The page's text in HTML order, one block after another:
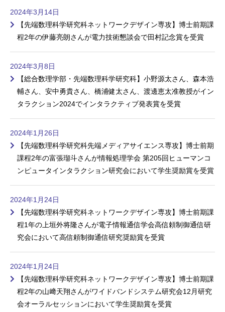
2024年3月14日
【先端数理科学研究科ネットワークデザイン専攻】博士前期課
程2年の伊藤亮朗さんが電力技術懇談会で田村記念賞を受賞
2024年3月8日
【総合数理学部・先端数理科学研究科】小野源太さん、森本浩
輔さん、安中勇貴さん、橋浦健太さん、渡邊恵太准教授がイン
タラクション2024でインタラクティブ発表賞を受賞
2024年1月26日
【先端数理科学研究科先端メディアサイエンス専攻】博士前期
課程2年の富張瑠斗さんが情報処理学会 第205回ヒューマンコ
ンピュータインタラクション研究会において学生奨励賞を受賞
2024年1月24日
【先端数理科学研究科ネットワークデザイン専攻】博士前期課
程1年の上垣外将隆さんが電子情報通信学会高信頼制御通信研
究会において高信頼制御通信研究奨励賞を受賞
2024年1月24日
【先端数理科学研究科ネットワークデザイン専攻】博士前期課
程2年の山﨑天翔さんがワイドバンドシステム研究会12月研究
会オーラルセッションにおいて学生奨励賞を受賞